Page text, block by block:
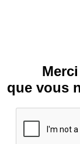
que vous